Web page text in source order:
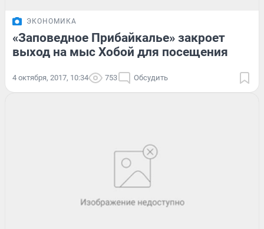
ЭКОНОМИКА
«Заповедное Прибайкалье» закроет
выход на мыс Хобой для посещения
4 октября, 2017, 10:34 753 Обсудить